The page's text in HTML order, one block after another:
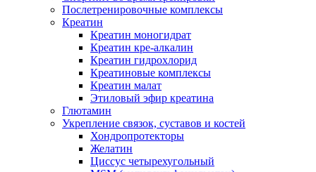
Послетренировочные комплексы
Креатин
Креатин моногидрат
Креатин кре-алкалин
Креатин гидрохлорид
Креатиновые комплексы
Креатин малат
Этиловый эфир креатина
Глютамин
Укрепление связок, суставов и костей
Хондропротекторы
Желатин
Циссус четырехугольный